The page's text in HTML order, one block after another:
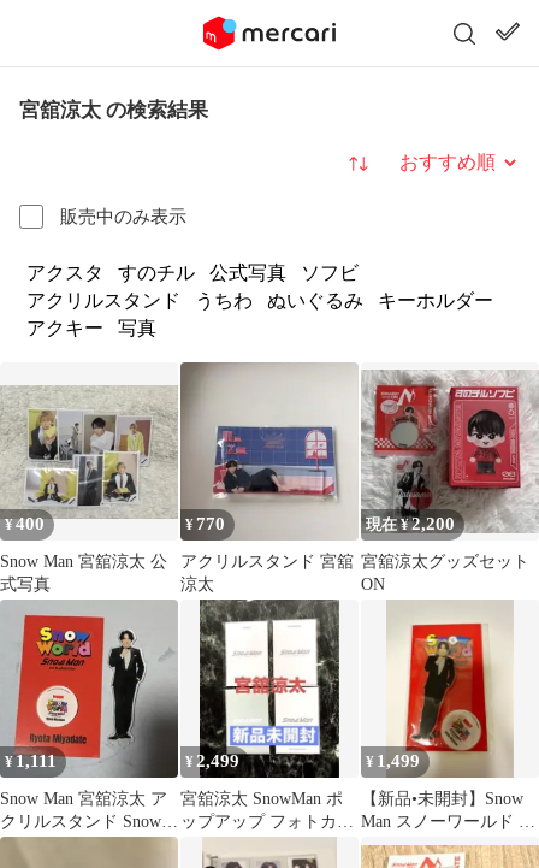
宮舘涼太 の検索結果
販売中のみ表示
並び替え
アクスタ すのチル 公式写真
ソフビ
アクリルスタンド
うちわ ぬいぐるみ
キーホルダー
アクキー
写真
¥400
Snow Man 宮舘涼太 公
式写真
¥770
アクリルスタンド 宮舘
涼太
現在 ¥2,200
宮舘涼太グッズセット
ON
¥ 1,111
Snow Man 宮舘涼太 ア
クリルスタンド Snow
World
¥ 2,499
宮舘涼太 SnowMan ポ
ップアップ フォトカー
¥ 1,499
【新品•未開封】Snow
Man スノーワールド 宮
舘涼太 アクスタ